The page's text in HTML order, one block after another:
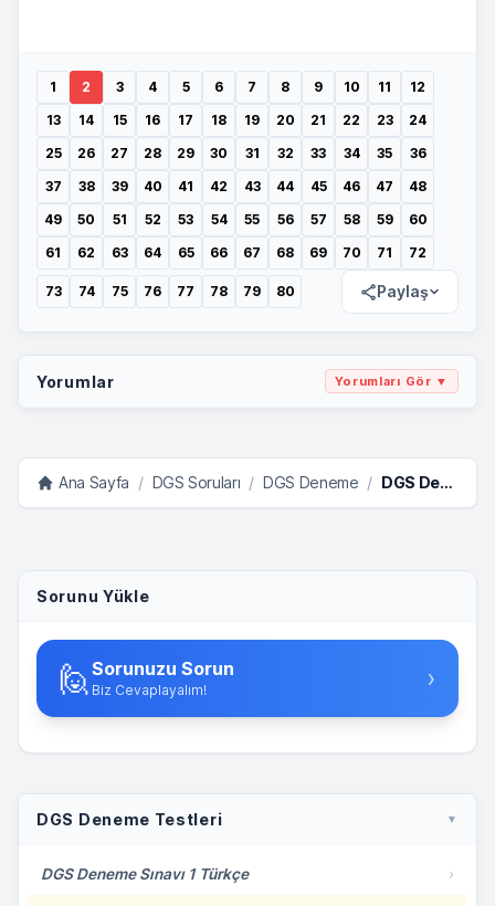
Sorunu Yükle
🙋 Sorunuzu Sorun
Biz Cevaplayalım! ›
DGS Deneme Testleri ▼
DGS Deneme Sınavı 1 Türkçe ›
1 2 3 4 5 6 7 8 9 10 11
12
13
14 15 16 17 18 19 20 21 22 23
24
25
26 27 28 29 30 31 32 33 34 35
36
37
38 39 40 41 42 43 44 45 46 47
48
49
50 51 52 53 54 55 56 57 58 59
60
61
62 63 64 65 66 67 68 69 70 71 72
73 74 75 76 77 78 79 80 Paylaş
Yorumlar Yorumları Gör ▼
Ana Sayfa / DGS Soruları / DGS Deneme / DGS Deneme Sınavı 1 Matematik